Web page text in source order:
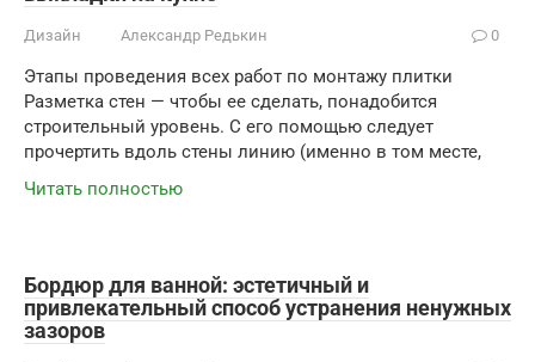
Дизайн Александр Редькин 0
Этапы проведения всех работ по монтажу плитки
Разметка стен — чтобы ее сделать, понадобится
строительный уровень. С его помощью следует
прочертить вдоль стены линию (именно в том месте,
Читать полностью
Бордюр для ванной: эстетичный и
привлекательный способ устранения ненужных
зазоров